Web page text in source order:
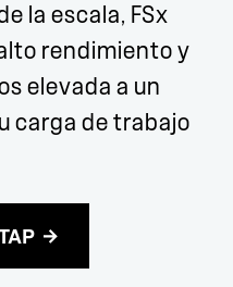
la escala, FSx
rendimiento y
elevada a un
carga de trabajo